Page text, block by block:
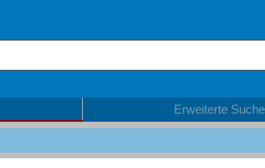
Erweiterte Suche